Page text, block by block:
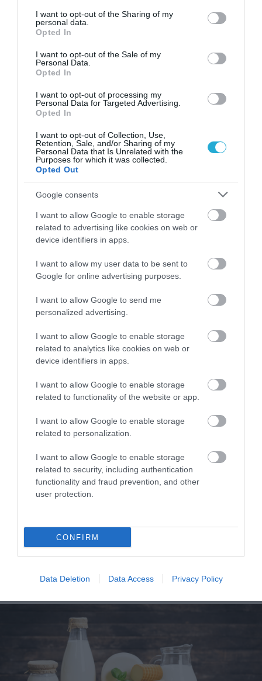
not limited to your visit or usage behaviour. You may click to
grant or deny consent to Google and its third-party tags to
use your data for below specified purposes in below Google
consent section.
I want to opt-out of the Sharing of my
personal data.
Opted In
I want to opt-out of the Sale of my
Personal Data.
Opted In
I want to opt-out of processing my
Personal Data for Targeted Advertising.
Opted In
I want to opt-out of Collection, Use,
Retention, Sale, and/or Sharing of my
Personal Data that Is Unrelated with the
Purposes for which it was collected.
Opted Out
Google consents
I want to allow Google to enable storage
related to advertising like cookies on web or
device identifiers in apps.
I want to allow my user data to be sent to
Google for online advertising purposes.
I want to allow Google to send me
personalized advertising.
I want to allow Google to enable storage
related to analytics like cookies on web or
device identifiers in apps.
I want to allow Google to enable storage
related to functionality of the website or app.
I want to allow Google to enable storage
related to personalization.
I want to allow Google to enable storage
related to security, including authentication
functionality and fraud prevention, and other
user protection.
CONFIRM
Data Deletion Data Access Privacy Policy
Ξυπνάτε και σέρνεστε από την κούραση;
8+1 απλές κινήσεις για περισσότερη
ενέργεια από το πρωί
31.07.2026 15:11
Το σημάδι στο πόδι που μπορεί να κρύβει
θρόμβωση
31.07.2026
Τι είναι η χολοκυστεκτομή στην οποία
υποβλήθηκε ο Μ.Χατζηγιάννης: Tα
ΔΗΜΟΦΙΛΗ
ΥΓΕΙΑ
Αυτό είναι το θαυματουργό έλαιο που
προστατεύει από το Αλτχάιμερ